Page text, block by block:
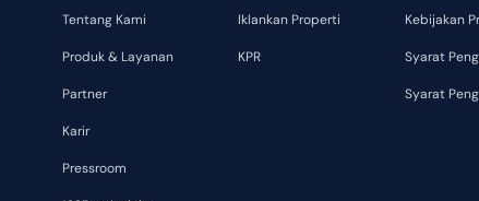
Tentang Kami
Produk & Layanan
Partner
Karir
Pressroom
Iklankan Properti
KPR
Kebijakan
Syarat
Syarat